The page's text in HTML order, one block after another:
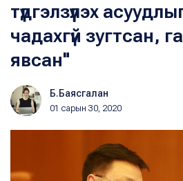
түдгэлзүүлэх
чадахгүй зугтсан,
явсан"
Б.Баясгалан
01 сарын 30, 2020